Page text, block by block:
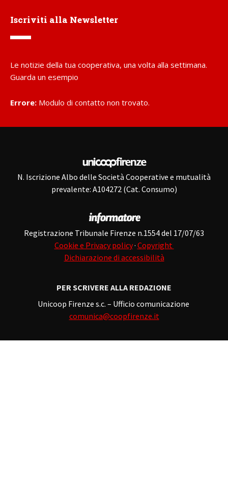
Iscriviti alla Newsletter
Le notizie della tua cooperativa, una volta alla settimana.
Guarda un esempio
Errore: Modulo di contatto non trovato.
N. Iscrizione Albo delle Società Cooperative e mutualità
prevalente: A104272 (Cat. Consumo)
Registrazione Tribunale Firenze n.1554 del 17/07/63
Cookie e Privacy policy· Copyright
Dichiarazione di accessibilità
PER SCRIVERE ALLA REDAZIONE
Unicoop Firenze s.c. – Ufficio comunicazione
comunica@coopfirenze.it